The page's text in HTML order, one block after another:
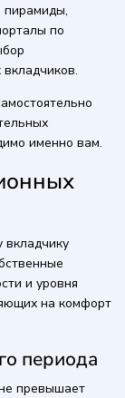
пирамиды,
по
именно вам.
вкладчику
и уровня
на комфорт
периода
превышает